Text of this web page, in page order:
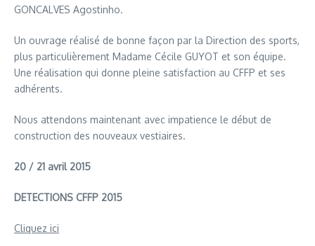
GONCALVES Agostinho.
Un ouvrage réalisé de bonne façon par la Direction des sports,
plus particulièrement Madame Cécile GUYOT et son équipe.
Une réalisation qui donne pleine satisfaction au CFFP et ses
adhérents.
Nous attendons maintenant avec impatience le début de
construction des nouveaux vestiaires.
20 / 21 avril 2015
DETECTIONS CFFP 2015
Cliquez ici